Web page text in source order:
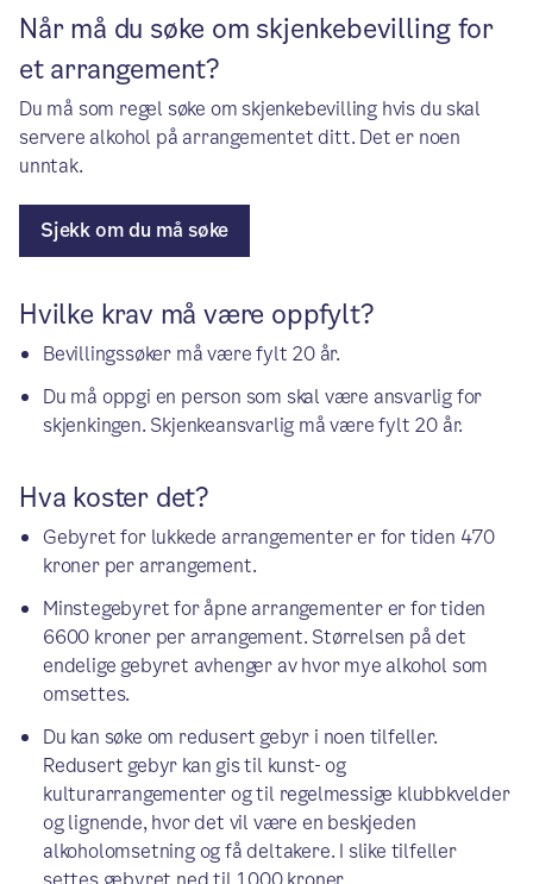
Når må du søke om skjenkebevilling for
et arrangement?
Du må som regel søke om skjenkebevilling hvis du skal
servere alkohol på arrangementet ditt. Det er noen
unntak.
Sjekk om du må søke
Hvilke krav må være oppfylt?
Bevillingssøker må være fylt 20 år.
Du må oppgi en person som skal være ansvarlig for
skjenkingen. Skjenkeansvarlig må være fylt 20 år.
Hva koster det?
Gebyret for lukkede arrangementer er for tiden 470
kroner per arrangement.
Minstegebyret for åpne arrangementer er for tiden
6600 kroner per arrangement. Størrelsen på det
endelige gebyret avhenger av hvor mye alkohol som
omsettes.
Du kan søke om redusert gebyr i noen tilfeller.
Redusert gebyr kan gis til kunst- og
kulturarrangementer og til regelmessige klubbkvelder
og lignende, hvor det vil være en beskjeden
alkoholomsetning og få deltakere. I slike tilfeller